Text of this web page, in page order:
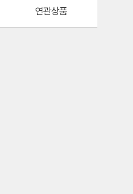
연관상품